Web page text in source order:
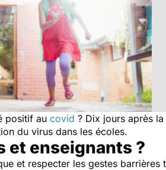
positif au covid ? Dix jours après la
du virus dans les écoles.
et enseignants ?
et respecter les gestes barrières